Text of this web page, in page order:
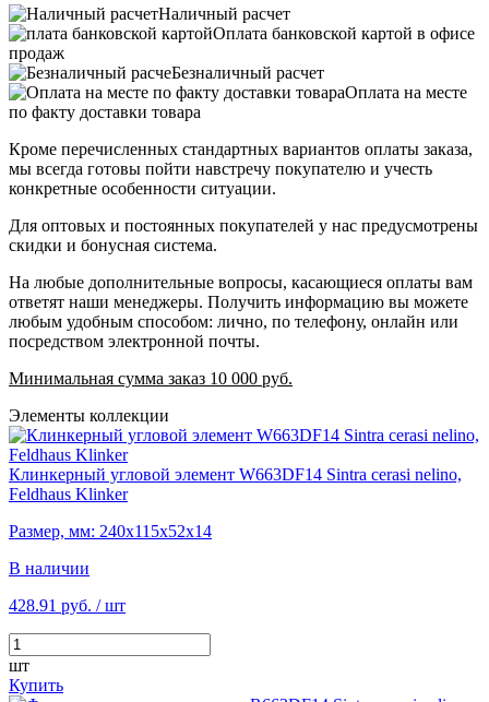
Наличный расчет
Оплата банковской картой в офисе
продаж
Безналичный расчет
Оплата на месте
по факту доставки товара
Кроме перечисленных стандартных вариантов оплаты заказа,
мы всегда готовы пойти навстречу покупателю и учесть
конкретные особенности ситуации.
Для оптовых и постоянных покупателей у нас предусмотрены
скидки и бонусная система.
На любые дополнительные вопросы, касающиеся оплаты вам
ответят наши менеджеры. Получить информацию вы можете
любым удобным способом: лично, по телефону, онлайн или
посредством электронной почты.
Минимальная сумма заказ 10 000 руб.
Элементы коллекции
Клинкерный угловой элемент W663DF14 Sintra cerasi nelino,
Feldhaus Klinker
Размер, мм: 240х115х52х14
В наличии
428.91 руб. / шт
шт
Купить